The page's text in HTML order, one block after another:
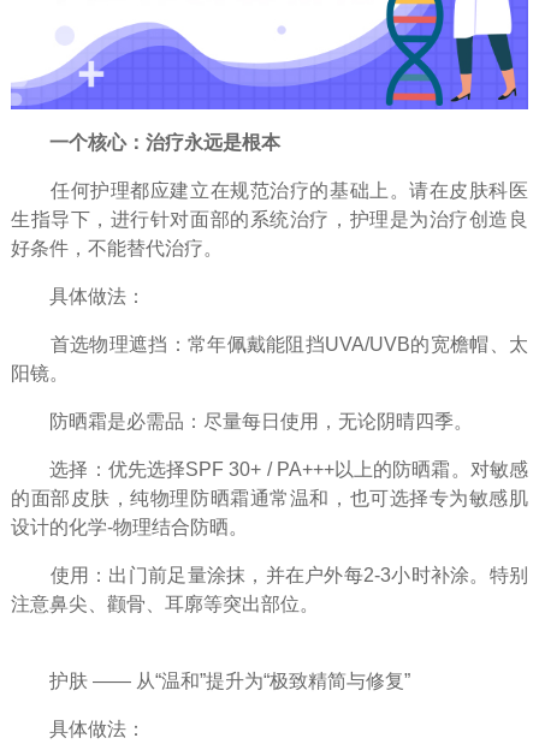
一个核心：治疗永远是根本
任何护理都应建立在规范治疗的基础上。请在皮肤科医
生指导下，进行针对面部的系统治疗，护理是为治疗创造良
好条件，不能替代治疗。
具体做法：
首选物理遮挡：常年佩戴能阻挡UVA/UVB的宽檐帽、太
阳镜。
防晒霜是必需品：尽量每日使用，无论阴晴四季。
选择：优先选择SPF 30+ / PA+++以上的防晒霜。对敏感
的面部皮肤，纯物理防晒霜通常温和，也可选择专为敏感肌
设计的化学-物理结合防晒。
使用：出门前足量涂抹，并在户外每2-3小时补涂。特别
注意鼻尖、颧骨、耳廓等突出部位。
护肤 —— 从“温和”提升为“极致精简与修复”
具体做法：